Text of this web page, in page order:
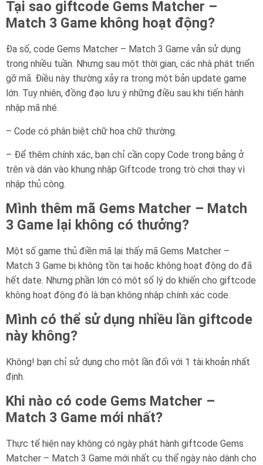
Tại sao giftcode Gems Matcher –
Match 3 Game không hoạt động?
Đa số, code Gems Matcher – Match 3 Game vẫn sử dụng
trong nhiều tuần. Nhưng sau một thời gian, các nhà phát triển
gỡ mã. Điều này thường xảy ra trong một bản update game
lớn. Tuy nhiên, đồng đạo lưu ý những điều sau khi tiến hành
nhập mã nhé.
– Code có phân biệt chữ hoa chữ thường.
– Để thêm chính xác, bạn chỉ cần copy Code trong bảng ở
trên và dán vào khung nhập Giftcode trong trò chơi thay vì
nhập thủ công.
Mình thêm mã Gems Matcher – Match
3 Game lại không có thưởng?
Một số game thủ điền mã lại thấy mã Gems Matcher –
Match 3 Game bị không tồn tại hoặc không hoạt động do đã
hết date. Nhưng phần lớn có một số lý do khiến cho giftcode
không hoạt động đó là bạn không nhập chính xác code.
Mình có thể sử dụng nhiều lần giftcode
này không?
Không! bạn chỉ sử dụng cho một lần đối với 1 tài khoản nhất
định.
Khi nào có code Gems Matcher –
Match 3 Game mới nhất?
Thực tế hiện nay không có ngày phát hành giftcode Gems
Matcher – Match 3 Game mới nhất cụ thể ngày nào dành cho